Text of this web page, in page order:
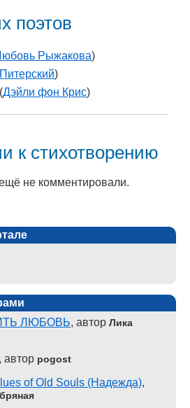
поэтов
Рыжакова)
)
(Дэйли фон Крис)
к стихотворению
не комментировали.
ЛЮБОВЬ, автор Лика
, автор pogost
of Old Souls (Надежда),